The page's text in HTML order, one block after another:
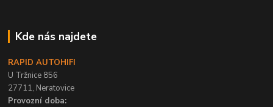
Kde nás najdete
RAPID AUTOHIFI
U Tržnice 856
27711, Neratovice
Provozní doba: